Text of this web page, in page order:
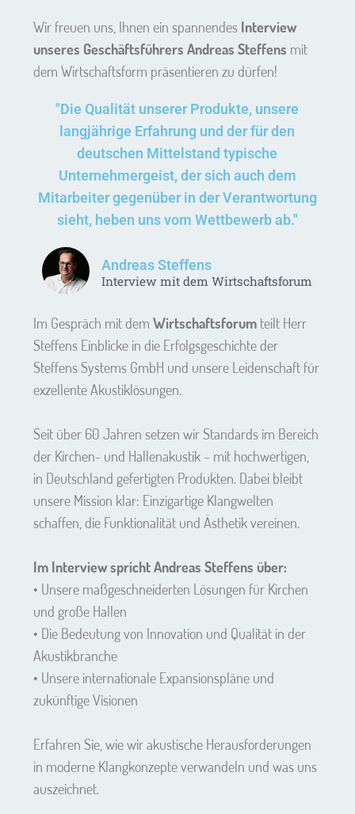
Wir freuen uns, Ihnen ein spannendes Interview
unseres Geschäftsführers Andreas Steffens mit
dem Wirtschaftsform präsentieren zu dürfen!
"Die Qualität unserer Produkte, unsere
langjährige Erfahrung und der für den
deutschen Mittelstand typische
Unternehmergeist, der sich auch dem
Mitarbeiter gegenüber in der Verantwortung
sieht, heben uns vom Wettbewerb ab."
Andreas Steffens
Interview mit dem Wirtschaftsforum
Im Gespräch mit dem Wirtschaftsforum teilt Herr
Steffens Einblicke in die Erfolgsgeschichte der
Steffens Systems GmbH und unsere Leidenschaft für
exzellente Akustiklösungen.
Seit über 60 Jahren setzen wir Standards im Bereich
der Kirchen- und Hallenakustik – mit hochwertigen,
in Deutschland gefertigten Produkten. Dabei bleibt
unsere Mission klar: Einzigartige Klangwelten
schaffen, die Funktionalität und Ästhetik vereinen.
Im Interview spricht Andreas Steffens über:
• Unsere maßgeschneiderten Lösungen für Kirchen
und große Hallen
• Die Bedeutung von Innovation und Qualität in der
Akustikbranche
• Unsere internationale Expansionspläne und
zukünftige Visionen
Erfahren Sie, wie wir akustische Herausforderungen
in moderne Klangkonzepte verwandeln und was uns
auszeichnet.